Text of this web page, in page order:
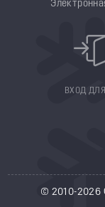
ВХОД
© 2010-